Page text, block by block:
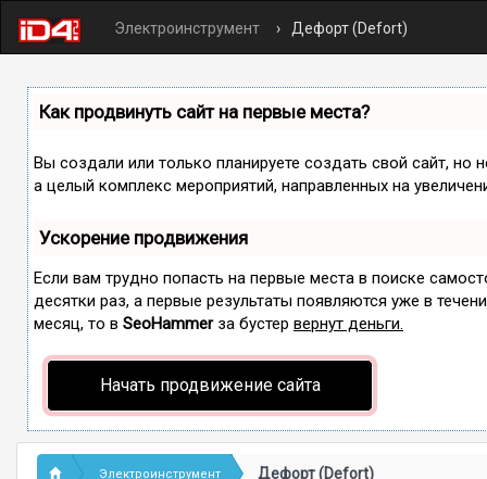
Электроинструмент Дефорт (Defort)
Как продвинуть сайт на первые места?
Вы создали или только планируете создать свой сайт, но
а целый комплекс мероприятий, направленных на
Ускорение продвижения
Если вам трудно попасть на первые места в поиске
десятки раз, а первые результаты появляются уже в
месяц, то в SeoHammerза бустер вернут деньги.
Начать продвижение сайта
Электроинструмент Дефорт (Defort)